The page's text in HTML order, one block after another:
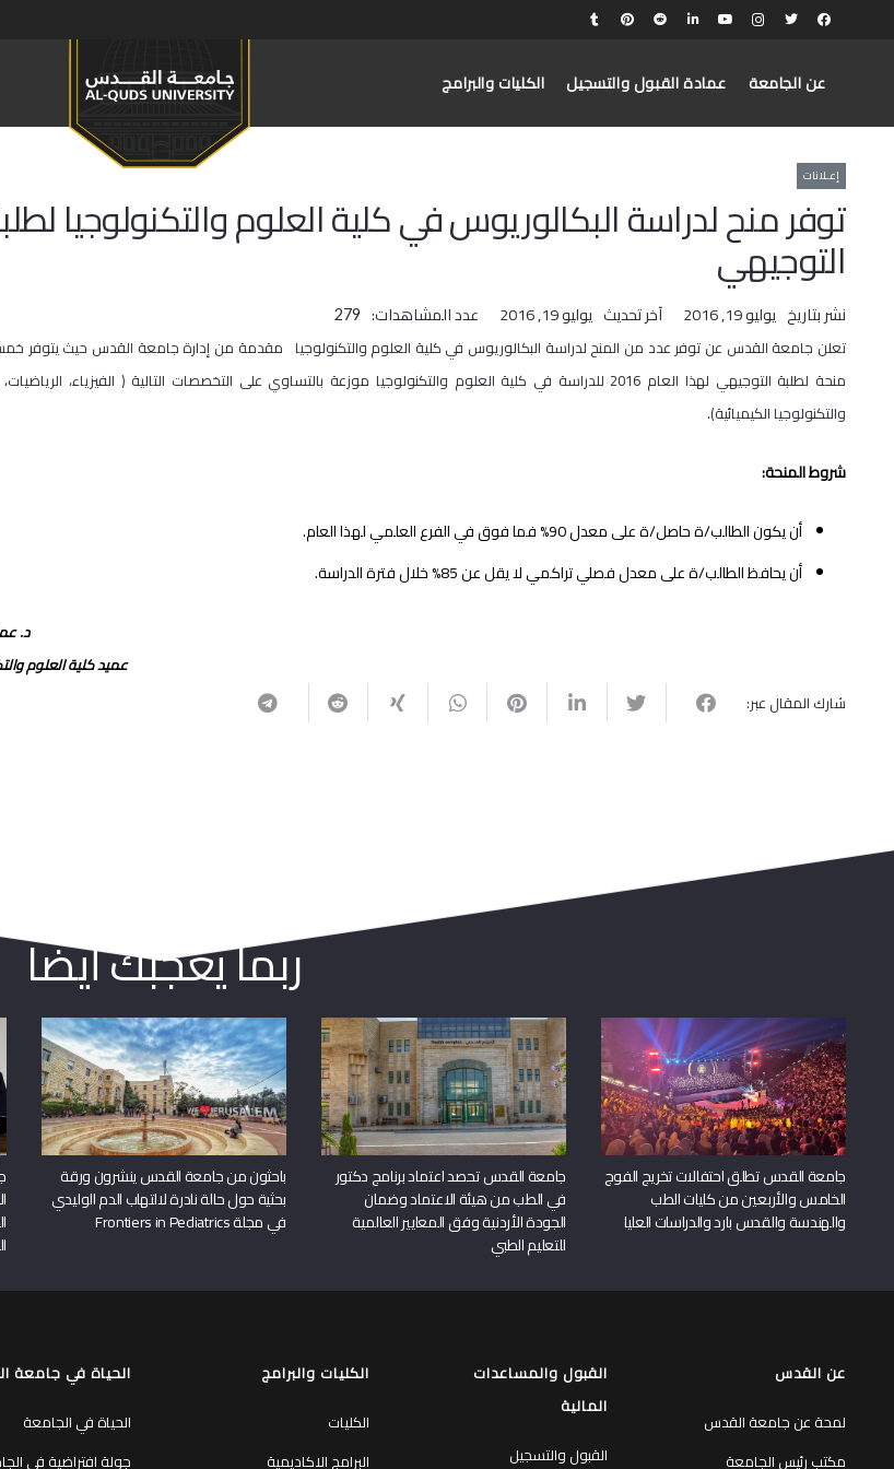
عن الجامعة عمادة القبول والتسجيل الكليات والبرامج
إعـلانات
توفر منح لدراسة البكالوريوس في كلية العلوم والتكنولوجيا
التوجيهي
نشر بتاريخ يوليو 19, 2016 آخر تحديث يوليو 19, 2016 عدد المشاهدات: 279
تعلن جامعة القدس عن توفر عدد من المنح لدراسة البكالوريوس في كلية العلوم والتكنولوجيا مقدمة من إدارة جامعة القدس حيث يتوفر
منحة لطلبة التوجيهي لهذا العام 2016 للدراسة في كلية العلوم والتكنولوجيا موزعة بالتساوي على التخصصات التالية ( الفيزياء،
والتكنولوجيا الكيميائية).
شروط المنحة:
أن يكون الطالب/ة حاصل/ة على معدل 90% فما فوق في الفرع العلمي لهذا العام.
أن يحافظ الطالب/ة على معدل فصلي تراكمي لا يقل عن 85% خلال فترة الدراسة.
د.
عميد كلية العلوم
شارك المقال عبر:
ربما يعجبك أيضا
جامعة القدس تطلق احتفالات تخريج الفوج
الخامس والأربعين من كليات الطب
والهندسة والقدس بارد والدراسات العليا
جامعة القدس تحصد اعتماد برنامج دكتور
في الطب من هيئة الاعتماد وضمان
الجودة الأردنية وفق المعايير العالمية
للتعليم الطبي
باحثون من جامعة القدس ينشرون ورقة
بحثية حول حالة نادرة لالتهاب الدم الوليدي
في مجلة Frontiers in Pediatrics
عن القدس
لمحة عن جامعة القدس
مكتب رئيس الجامعة
القبول والمساعدات
المالية
القبول والتسجيل
الكليات والبرامج
الكليات
البرامج الاكاديمية
الحياة في جامعة
الحياة في الجامعة
جولة افتراضية في